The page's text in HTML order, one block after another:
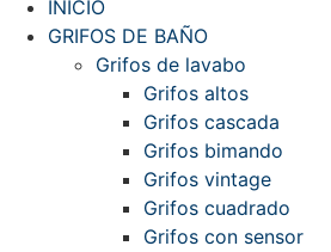
INICIO
GRIFOS DE BAÑO
Grifos de lavabo
Grifos altos
Grifos cascada
Grifos bimando
Grifos vintage
Grifos cuadrado
Grifos con sensor